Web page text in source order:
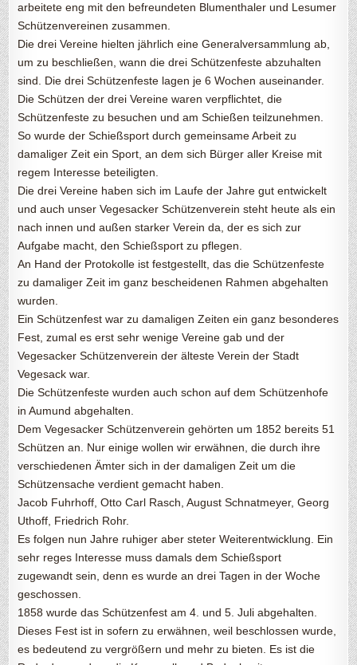
arbeitete eng mit den befreundeten Blumenthaler und Lesumer
Schützenvereinen zusammen.
Die drei Vereine hielten jährlich eine Generalversammlung ab,
um zu beschließen, wann die drei Schützenfeste abzuhalten
sind. Die drei Schützenfeste lagen je 6 Wochen auseinander.
Die Schützen der drei Vereine waren verpflichtet, die
Schützenfeste zu besuchen und am Schießen teilzunehmen.
So wurde der Schießsport durch gemeinsame Arbeit zu
damaliger Zeit ein Sport, an dem sich Bürger aller Kreise mit
regem Interesse beteiligten.
Die drei Vereine haben sich im Laufe der Jahre gut entwickelt
und auch unser Vegesacker Schützenverein steht heute als ein
nach innen und außen starker Verein da, der es sich zur
Aufgabe macht, den Schießsport zu pflegen.
An Hand der Protokolle ist festgestellt, das die Schützenfeste
zu damaliger Zeit im ganz bescheidenen Rahmen abgehalten
wurden.
Ein Schützenfest war zu damaligen Zeiten ein ganz besonderes
Fest, zumal es erst sehr wenige Vereine gab und der
Vegesacker Schützenverein der älteste Verein der Stadt
Vegesack war.
Die Schützenfeste wurden auch schon auf dem Schützenhofe
in Aumund abgehalten.
Dem Vegesacker Schützenverein gehörten um 1852 bereits 51
Schützen an. Nur einige wollen wir erwähnen, die durch ihre
verschiedenen Ämter sich in der damaligen Zeit um die
Schützensache verdient gemacht haben.
Jacob Fuhrhoff, Otto Carl Rasch, August Schnatmeyer, Georg
Uthoff, Friedrich Rohr.
Es folgen nun Jahre ruhiger aber steter Weiterentwicklung. Ein
sehr reges Interesse muss damals dem Schießsport
zugewandt sein, denn es wurde an drei Tagen in der Woche
geschossen.
1858 wurde das Schützenfest am 4. und 5. Juli abgehalten.
Dieses Fest ist in sofern zu erwähnen, weil beschlossen wurde,
es bedeutend zu vergrößern und mehr zu bieten. Es ist die